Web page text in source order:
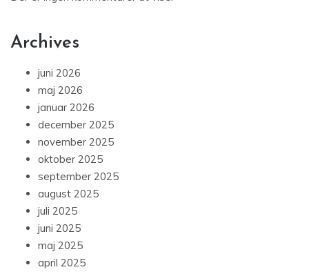
Archives
juni 2026
maj 2026
januar 2026
december 2025
november 2025
oktober 2025
september 2025
august 2025
juli 2025
juni 2025
maj 2025
april 2025